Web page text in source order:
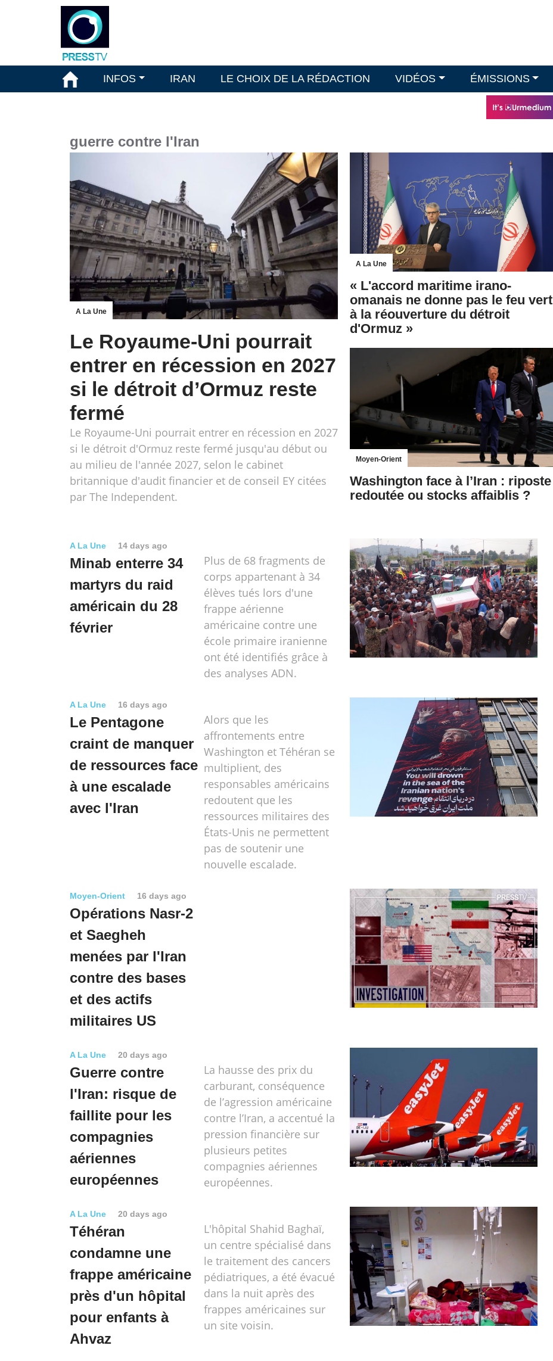
INFOS IRAN LE CHOIX DE LA RÉDACTION VIDÉOS ÉMISSIONS
guerre contre l'Iran
A La Une
Le Royaume-Uni pourrait
entrer en récession en 2027
si le détroit d’Ormuz reste
fermé
Le Royaume-Uni pourrait entrer en récession en 2027
si le détroit d'Ormuz reste fermé jusqu'au début ou
au milieu de l'année 2027, selon le cabinet
britannique d'audit financier et de conseil EY citées
par The Independent.
A La Une
« L'accord maritime irano-
omanais ne donne pas le feu vert
à la réouverture du détroit
d'Ormuz »
Moyen-Orient
Washington face à l’Iran : riposte
redoutée ou stocks affaiblis ?
A La Une 14 days ago
Minab enterre 34
martyrs du raid
américain du 28
février
Plus de 68 fragments de
corps appartenant à 34
élèves tués lors d'une
frappe aérienne
américaine contre une
école primaire iranienne
ont été identifiés grâce à
des analyses ADN.
A La Une 16 days ago
Le Pentagone
craint de manquer
de ressources face
à une escalade
avec l'Iran
Alors que les
affrontements entre
Washington et Téhéran se
multiplient, des
responsables américains
redoutent que les
ressources militaires des
États-Unis ne permettent
pas de soutenir une
nouvelle escalade.
Moyen-Orient 16 days ago
Opérations Nasr-2
et Saegheh
menées par l'Iran
contre des bases
et des actifs
militaires US
A La Une 20 days ago
Guerre contre
l'Iran: risque de
faillite pour les
compagnies
aériennes
européennes
La hausse des prix du
carburant, conséquence
de l’agression américaine
contre l’Iran, a accentué la
pression financière sur
plusieurs petites
compagnies aériennes
européennes.
A La Une 20 days ago
Téhéran
condamne une
frappe américaine
près d'un hôpital
pour enfants à
Ahvaz
L'hôpital Shahid Baghaï,
un centre spécialisé dans
le traitement des cancers
pédiatriques, a été évacué
dans la nuit après des
frappes américaines sur
un site voisin.